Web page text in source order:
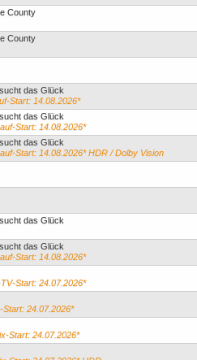
County
County
das Glück
Start: 14.08.2026*
das Glück
Start: 14.08.2026*
das Glück
Start: 14.08.2026* HDR / Dolby Vision
das Glück
das Glück
Start: 14.08.2026*
Start: 24.07.2026*
Start: 24.07.2026*
Start: 24.07.2026*